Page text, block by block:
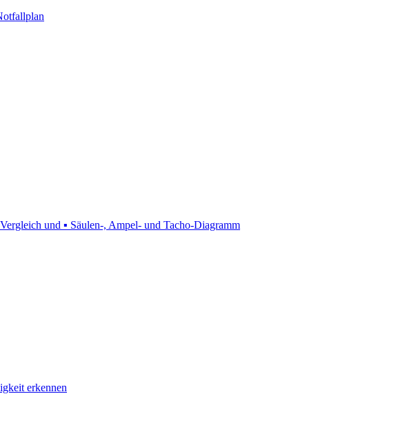
und ▪ Säulen-, Ampel- und Tacho-Diagramm
erkennen